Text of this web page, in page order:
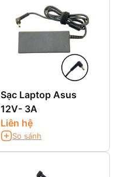
Sạc Laptop Asus
12V- 3A
Liên hệ
So sánh